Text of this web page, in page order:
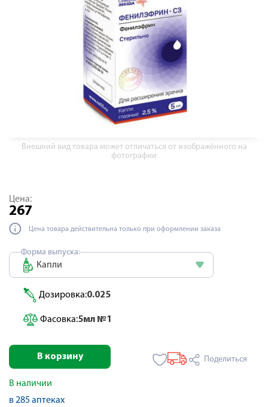
Внешний вид товара может отличаться от изображённого на
фотографии
Цена:
267
Цена товара действительна только при оформлении заказа
Форма выпуска:
Капли
Дозировка:0.025
Фасовка:5мл №1
В корзину Поделиться
В наличии
в 285 аптеках